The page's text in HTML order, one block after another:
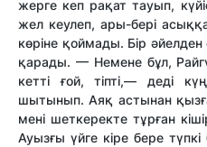
жерге кеп рақат тауып,
жел кеулеп, ары-бері
көріне қоймады. Бір
қарады. — Немене бұл,
кетті ғой, тіпті,— деді
шытынып. Аяқ астынан
мені шеткеректе тұрған
Ауызғы үйге кіре бере